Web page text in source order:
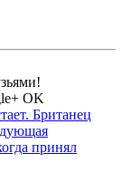
OK
Британец
принял